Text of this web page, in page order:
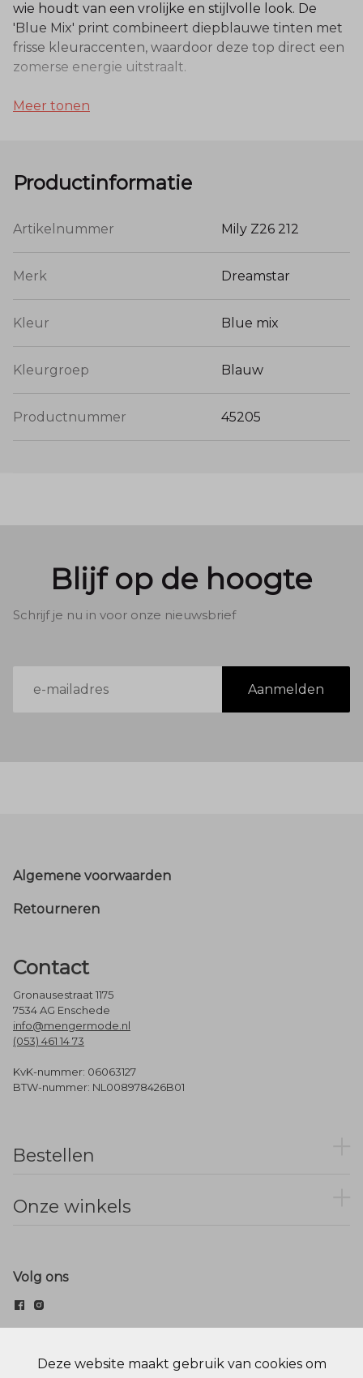
wie houdt van een vrolijke en stijlvolle look. De
'Blue Mix' print combineert diepblauwe tinten met
frisse kleuraccenten, waardoor deze top direct een
zomerse energie uitstraalt.
Kwaliteit en details:
optimaal en voelt zijdezacht aan op de huid,
wat ideaal is voor de warmere dagen.
vrouwelijke V-hals en halflange mouwen die
comfortabel vallen. De verfijnde print loopt
prachtig door, wat getuigt van de
aan de onderzijde valt de top altijd mooi
gebloesd. Dit zorgt voor een flatterend effect
op de heupen en een hoog draagcomfort.
Meer tonen
Productinformatie
Artikelnummer Mily Z26 212
Merk Dreamstar
Kleur Blue mix
Kleurgroep Blauw
Productnummer 45205
Blijf op de hoogte
Schrijf je nu in voor onze nieuwsbrief
mailadres
Aanmelden
Footer
Algemene voorwaarden
Retourneren
Contact
Gronausestraat 1175
7534 AG Enschede
info@mengermode.nl
(053) 461 14 73
KvK-nummer: 06063127
BTW-nummer: NL008978426B01
Bestellen
Onze winkels
Volg ons
© Menger Mode
Deze website maakt gebruik van cookies om